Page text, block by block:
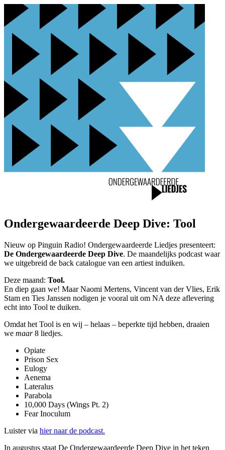
Ondergewaardeerde Deep Dive: Tool
Nieuw op Pinguin Radio! Ondergewaardeerde Liedjes presenteert:
De Ondergewaardeerde Deep Dive. De maandelijks podcast waar
we uitgebreid de back catalogue van een artiest induiken.
Deze maand: Tool.
En diep gaan we! Maar Naomi Mertens, Vincent van der Vlies, Erik
Stam en Ties Janssen nodigen je vooral uit om NA deze aflevering
echt into Tool te duiken.
Omdat het Tool is en wij – helaas – beperkte tijd hebben, draaien
we maar8 liedjes.
Opiate
Prison Sex
Eulogy
Aenema
Lateralus
Parabola
10,000 Days (Wings Pt. 2)
Fear Inoculum
Luister via hier naar de podcast.
In augustus staat De Ondergewaardeerde Deep Dive in het teken